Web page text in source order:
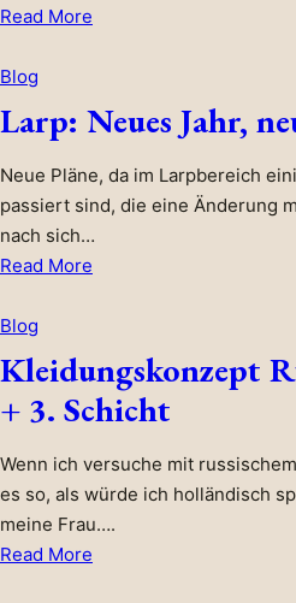
Read More
Reichsritter
Blog
Larp: Neues Jahr,
Neue Pläne, da im Larpbereich
passiert sind, die eine Änderung
nach sich…
Read More
neue
Pläne.
Blog
Kleidungskonzept
+ 3. Schicht
Wenn ich versuche mit
es so, als würde ich holländisch
meine Frau….
Read More